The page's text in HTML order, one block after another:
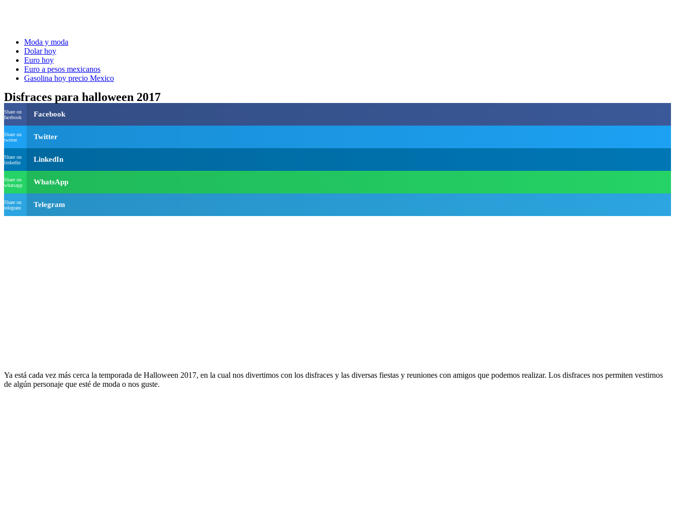
Moda y moda
Dolar hoy
Euro hoy
Euro a pesos mexicanos
Gasolina hoy precio Mexico
Disfraces para halloween 2017
Share on
facebook
Facebook
Share on
twitter
Twitter
Share on
linkedin
LinkedIn
Share on
whatsapp
WhatsApp
Share on
telegram
Telegram
Ya está cada vez más cerca la temporada de Halloween 2017, en la cual nos divertimos con los disfraces y las diversas fiestas y reuniones con amigos que podemos realizar. Los disfraces nos permiten vestirnos
de algún personaje que esté de moda o nos guste.